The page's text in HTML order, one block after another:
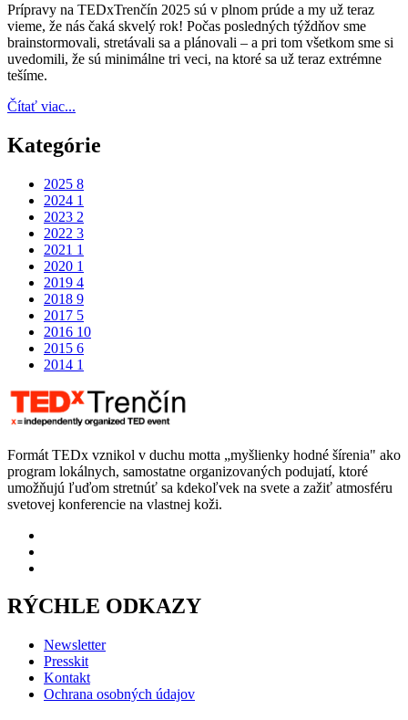
Prípravy na TEDxTrenčín 2025 sú v plnom prúde a my už teraz
vieme, že nás čaká skvelý rok! Počas posledných týždňov sme
brainstormovali, stretávali sa a plánovali – a pri tom všetkom sme si
uvedomili, že sú minimálne tri veci, na ktoré sa už teraz extrémne
tešíme.
Čítať viac...
Kategórie
2025 8
2024 1
2023 2
2022 3
2021 1
2020 1
2019 4
2018 9
2017 5
2016 10
2015 6
2014 1
Formát TEDx vznikol v duchu motta „myšlienky hodné šírenia" ako
program lokálnych, samostatne organizovaných podujatí, ktoré
umožňujú ľuďom stretnúť sa kdekoľvek na svete a zažiť atmosféru
svetovej konferencie na vlastnej koži.
RÝCHLE ODKAZY
Newsletter
Presskit
Kontakt
Ochrana osobných údajov